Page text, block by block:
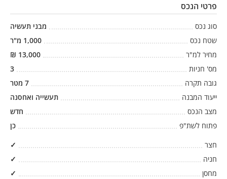
פרטי הנכס
סוג נכס
מבני תעשיה
שטח נכס
1,000 מ"ר
מחיר למ"ר
13,000
₪
מס' חניות
3
גובה תקרה
7 מטר
ייעוד המבנה
תעשייה ואחסנה
מצב הנכס
חדש
פתוח לשת"פ
כן
חצר
✓
חניה
✓
מחסן
✓